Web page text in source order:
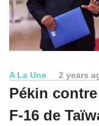
A La Une 2 years
Pékin
F-16 de